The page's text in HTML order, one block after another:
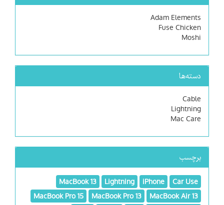
Adam Elements
Fuse Chicken
Moshi
دسته‌ها
Cable
Lightning
Mac Care
برچسب
Car Use
iPhone
Lightning
MacBook 13
MacBook Air 13
MacBook Pro 13
MacBook Pro 15